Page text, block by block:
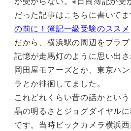
だった記事はこちらに書いて
の前に！簿記一級受験のススメ
だから、横浜駅の周辺をブラ
記憶が走馬灯のように思い出さ
岡田屋モアーズとか、東京ハ
ラとか徘徊してました。
これどれくらい昔の話かとい
晶の明るさとジョグダイヤル
です。当時ビックカメラ横浜